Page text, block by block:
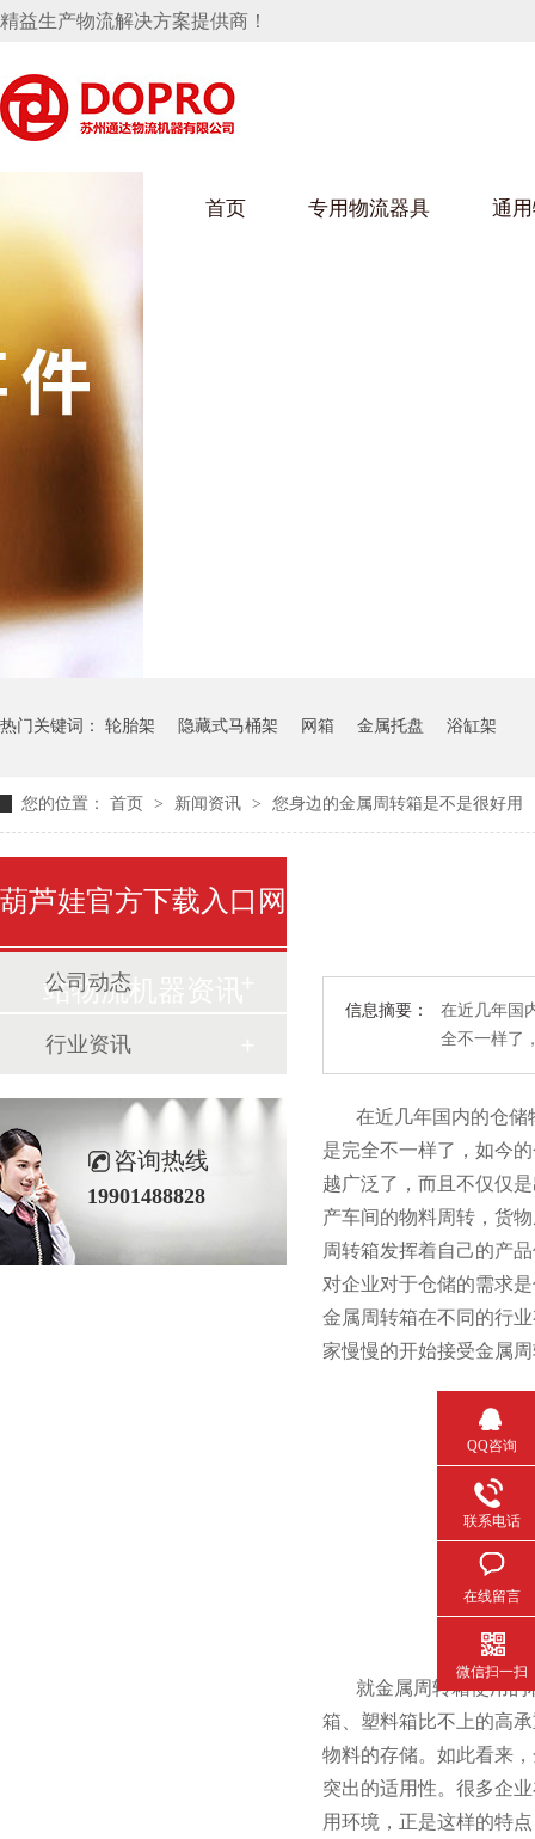
精益生产物流解决方案提供商！
首页 专用物流器具
葫芦娃下载最污架
保险杠料架
消声器料架
通
车
料架
桶水箱支架
行业
热门关键词： 轮胎架 隐藏式马桶架 网箱 金属托盘 浴缸架
您的位置： 首页 > 新闻资讯 > 您身边的金属周转箱是不是很好用
信息摘要：
在近几年国
全不一样了
在近几年国内的仓储物
是完全不一样了，如今
越广泛了，而且不仅仅
产车间的物料周转，货
周转箱发挥着自己的产品
对企业对于仓储的需求是
金属周转箱在不同的行业
家慢慢的开始接受金属周
就金属周转箱使用的材质
箱、塑料箱比不上的高承
物料的存储。如此看来
突出的适用性。很多企
用环境，正是这样的特
葫芦娃官方下载入口网
站物流机器资讯
公司动态
行业资讯
咨询热线
19901488828
QQ咨询
联系电话
在线留言
微信扫一扫